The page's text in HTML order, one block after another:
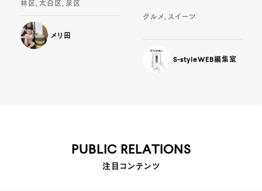
林区, 太白区, 泉区
メリ田
グルメ, スイーツ
S-styleWEB編集室
PUBLIC RELATIONS
注目コンテンツ